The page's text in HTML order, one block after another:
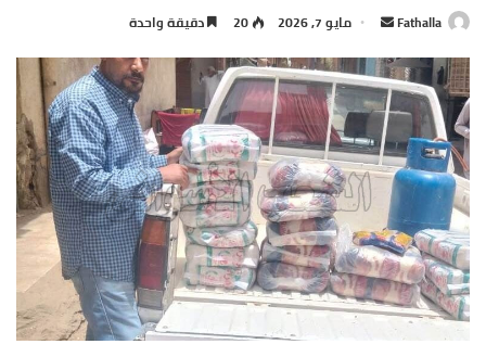
Fathalla
س
ل
ر
ي
ا
إ
ل
ك
مايو 7, 2026 20 دقيقة واحدة